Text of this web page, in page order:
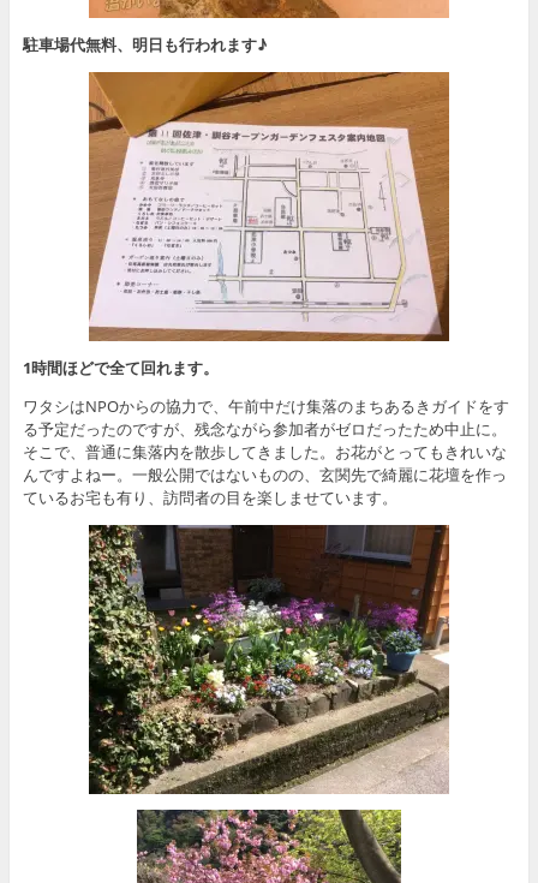
駐車場代無料、明日も行われます♪
1時間ほどで全て回れます。
ワタシはNPOからの協力で、午前中だけ集落のまちあるきガイドをす
る予定だったのですが、残念ながら参加者がゼロだったため中止に。
そこで、普通に集落内を散歩してきました。お花がとってもきれいな
んですよねー。一般公開ではないものの、玄関先で綺麗に花壇を作っ
ているお宅も有り、訪問者の目を楽しませています。